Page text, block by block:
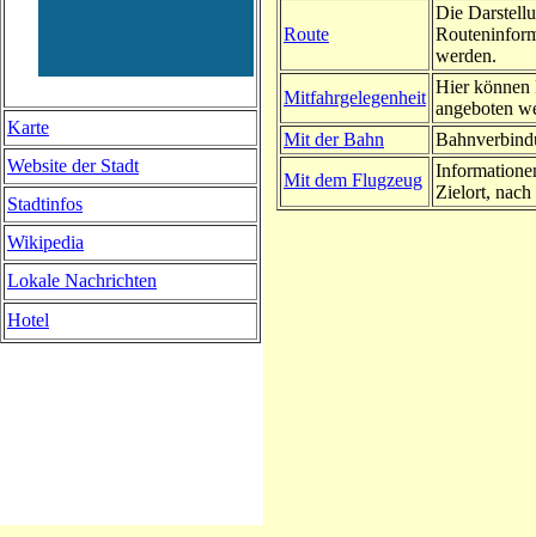
Route
Die
werden.
Mitfahrgelegenheit
Hier können
angeboten
Mit der Bahn
Mit dem Flugzeug
Zielort, nach
Karte
Website der Stadt
Stadtinfos
Wikipedia
Lokale Nachrichten
Hotel